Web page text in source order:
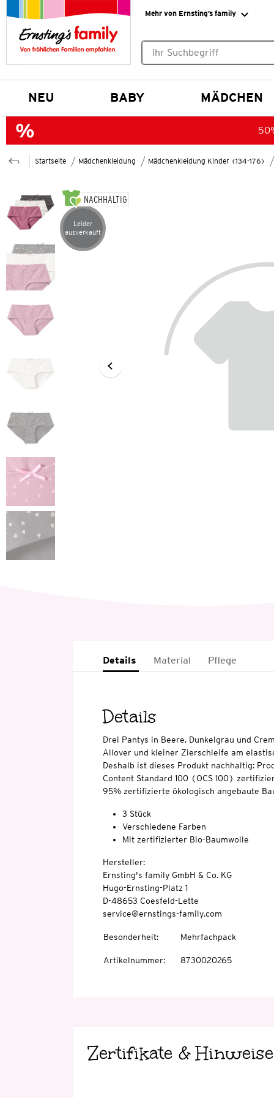
Mehr von Ernsting’s family
NEU BABY MÄDCHEN
Startseite Mädchenkleidung Mädchenkleidung Kinder (134-176)
NACHHALTIG
Artikel leider ausverkauft
Leider
ausverkauft
Details Material Pflege
Details
Drei Pantys in Beere, Dunkelgrau und
Allover und kleiner Zierschleife am
Deshalb ist dieses Produkt nachhaltig:
Content Standard 100 (OCS 100)
95% zertifizierte ökologisch angebaute
3 Stück
Verschiedene Farben
Mit zertifizierter Bio-Baumwolle
Hersteller:
Ernsting's family GmbH & Co. KG
Hugo-Ernsting-Platz 1
D-48653 Coesfeld-Lette
service@ernstings-family.com
Besonderheit: Mehrfachpack
Artikelnummer: 8730020265
Zertifikate & Hinweise